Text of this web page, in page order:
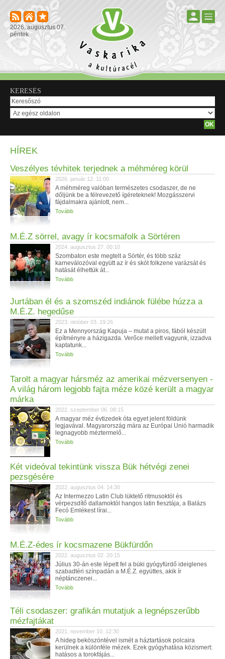
2026. augusztus 07.
péntek
KERESÉS
HÍREK
Veszélyes tévhitek terjednek a méhméreg körül
2026. január 12. 11:00
A méhméreg valóban természetes csodaszer, de ne
dőljünk be a félrevezető ígéreteknek! Mozgásszervi
fájdalmakra ajánlott, nem...
Tovább
M.É.Z sörrel, avagy ír kocsmafolk a Sörtéren
2024. augusztus 27. 00:10
Szombaton este megtelt a Sörtér, és több száz
karneválozóval együtt az ír és skót folkzene varázsát és
hatását élhettük át...
Tovább
Jurtában él és a szomszéd indiánok fülébe húzza a
M.É.Z. hegedűse
2023. október 03. 19:26
Ez a Mennyország Kapuja – mutat a piros, fából készült
építményre a házigazda. Verőce mellett vagyunk, izzadva
kaptatunk...
Tovább
Tarolt a magyar hársméz az amerikai mézversenyen -
A világ három legjobb fajta méze közé került a magyar
márka
2022. szeptember 06. 08:15
A magyar méz évtizedek óta egyet jelent földünk
legjavával. Magyarország mára az Európai Unió harmadik
legnagyobb méztermelő...
Tovább
Két videóval tekintünk vissza Bük hétvégi zenei
pezsgésére
2022. augusztus 04. 14:30
Az Intermezzo Latin Club lüktető ritmusoktól és
vérpezsdítő dallamoktól hangos latin fiesztája, a Balázs
Fecó Emlékest lírai...
Tovább
M.É.Z-édes ír kocsmazene Bükfürdőn
2022. augusztus 02. 20:15
Július 30-án este lépett fel a büki gyógyfürdő ideiglenes
szabadtéri színpadán a M.É.Z. együttes, akik ír
néptánczenei...
Tovább
Téli csodaszer: grafikán mutatjuk a legnépszerűbb
mézfajtákat
2021. november 10. 12:30
A hideg beköszöntével ismét a háztartások polcaira
kerülnek a különféle mézek. Ezek gyógyhatása közismert:
hatásos a torokfájás...